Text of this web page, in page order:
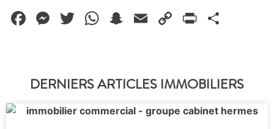
Facebook
Messenger
TwitterWhatsApp
Snapchat
EmailCopy
DERNIERS ARTICLES IMMOBILIERS